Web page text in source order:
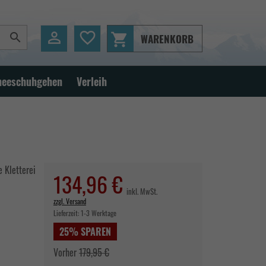
shopping_cart WARENKORB
favorite_border


Verleih
134,96 € inkl. MwSt.
zzgl. Versand
Lieferzeit:1-3 Werktage
25% SPAREN
Vorher179,95 €
Kletterei